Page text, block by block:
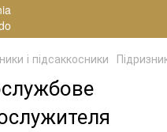
і підсаккосники